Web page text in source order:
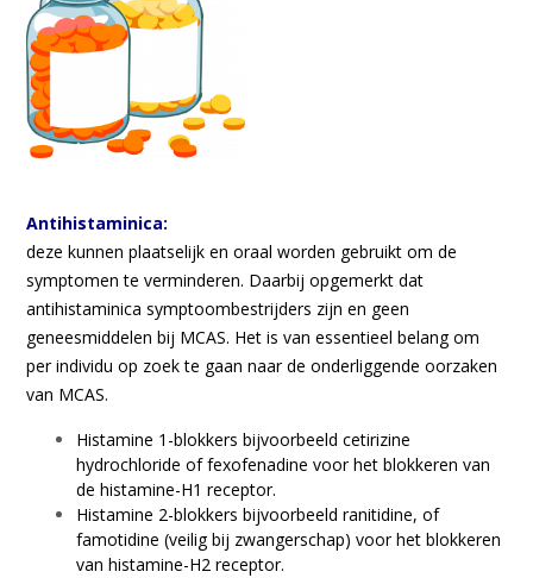
Antihistaminica:
deze kunnen plaatselijk en oraal worden gebruikt om de
symptomen te verminderen. Daarbij opgemerkt dat
antihistaminica symptoombestrijders zijn en geen
geneesmiddelen bij MCAS. Het is van essentieel belang om
per individu op zoek te gaan naar de onderliggende oorzaken
van MCAS.
Histamine 1-blokkers bijvoorbeeld cetirizine
hydrochloride of fexofenadine voor het blokkeren van
de histamine-H1 receptor.
Histamine 2-blokkers bijvoorbeeld ranitidine, of
famotidine (veilig bij zwangerschap) voor het blokkeren
van histamine-H2 receptor.